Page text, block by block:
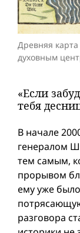
Древняя
духовным
«Если
тебя
В начале
генералом
тем самым,
прорывом
ему уже
разговора